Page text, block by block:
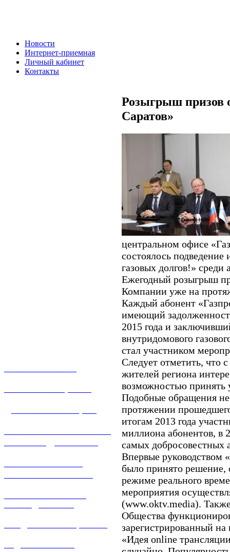
Новости
Интернет-приемная
Личный кабинет
Контакты
Розыгрыш призов
Саратов»
центральном офисе
состоялось
газовых долгов!» среди
Ежегодный розыгрыш
Компании уже на
Каждый абонент
имеющий
2015 года и
внутридомового
стал участником
Следует отметить, что
жителей региона
возможностью принять
Подобные обращения
протяжении
итогам 2013 года
миллиона абонентов, в
самых добросовестных
Впервые руководством
было принято решение,
режиме реального
мероприятия
(www.oktv.media).
Общества
зарегистрированный на
«Идея online